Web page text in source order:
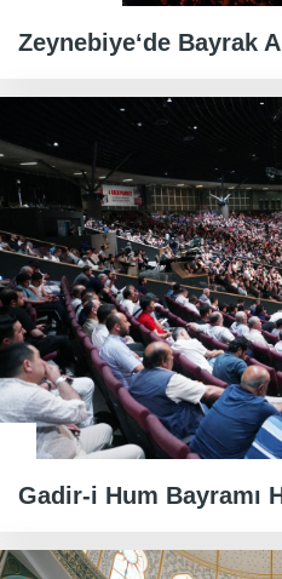
Zeynebiye‘de Bayrak
Gadir-i Hum Bayramı